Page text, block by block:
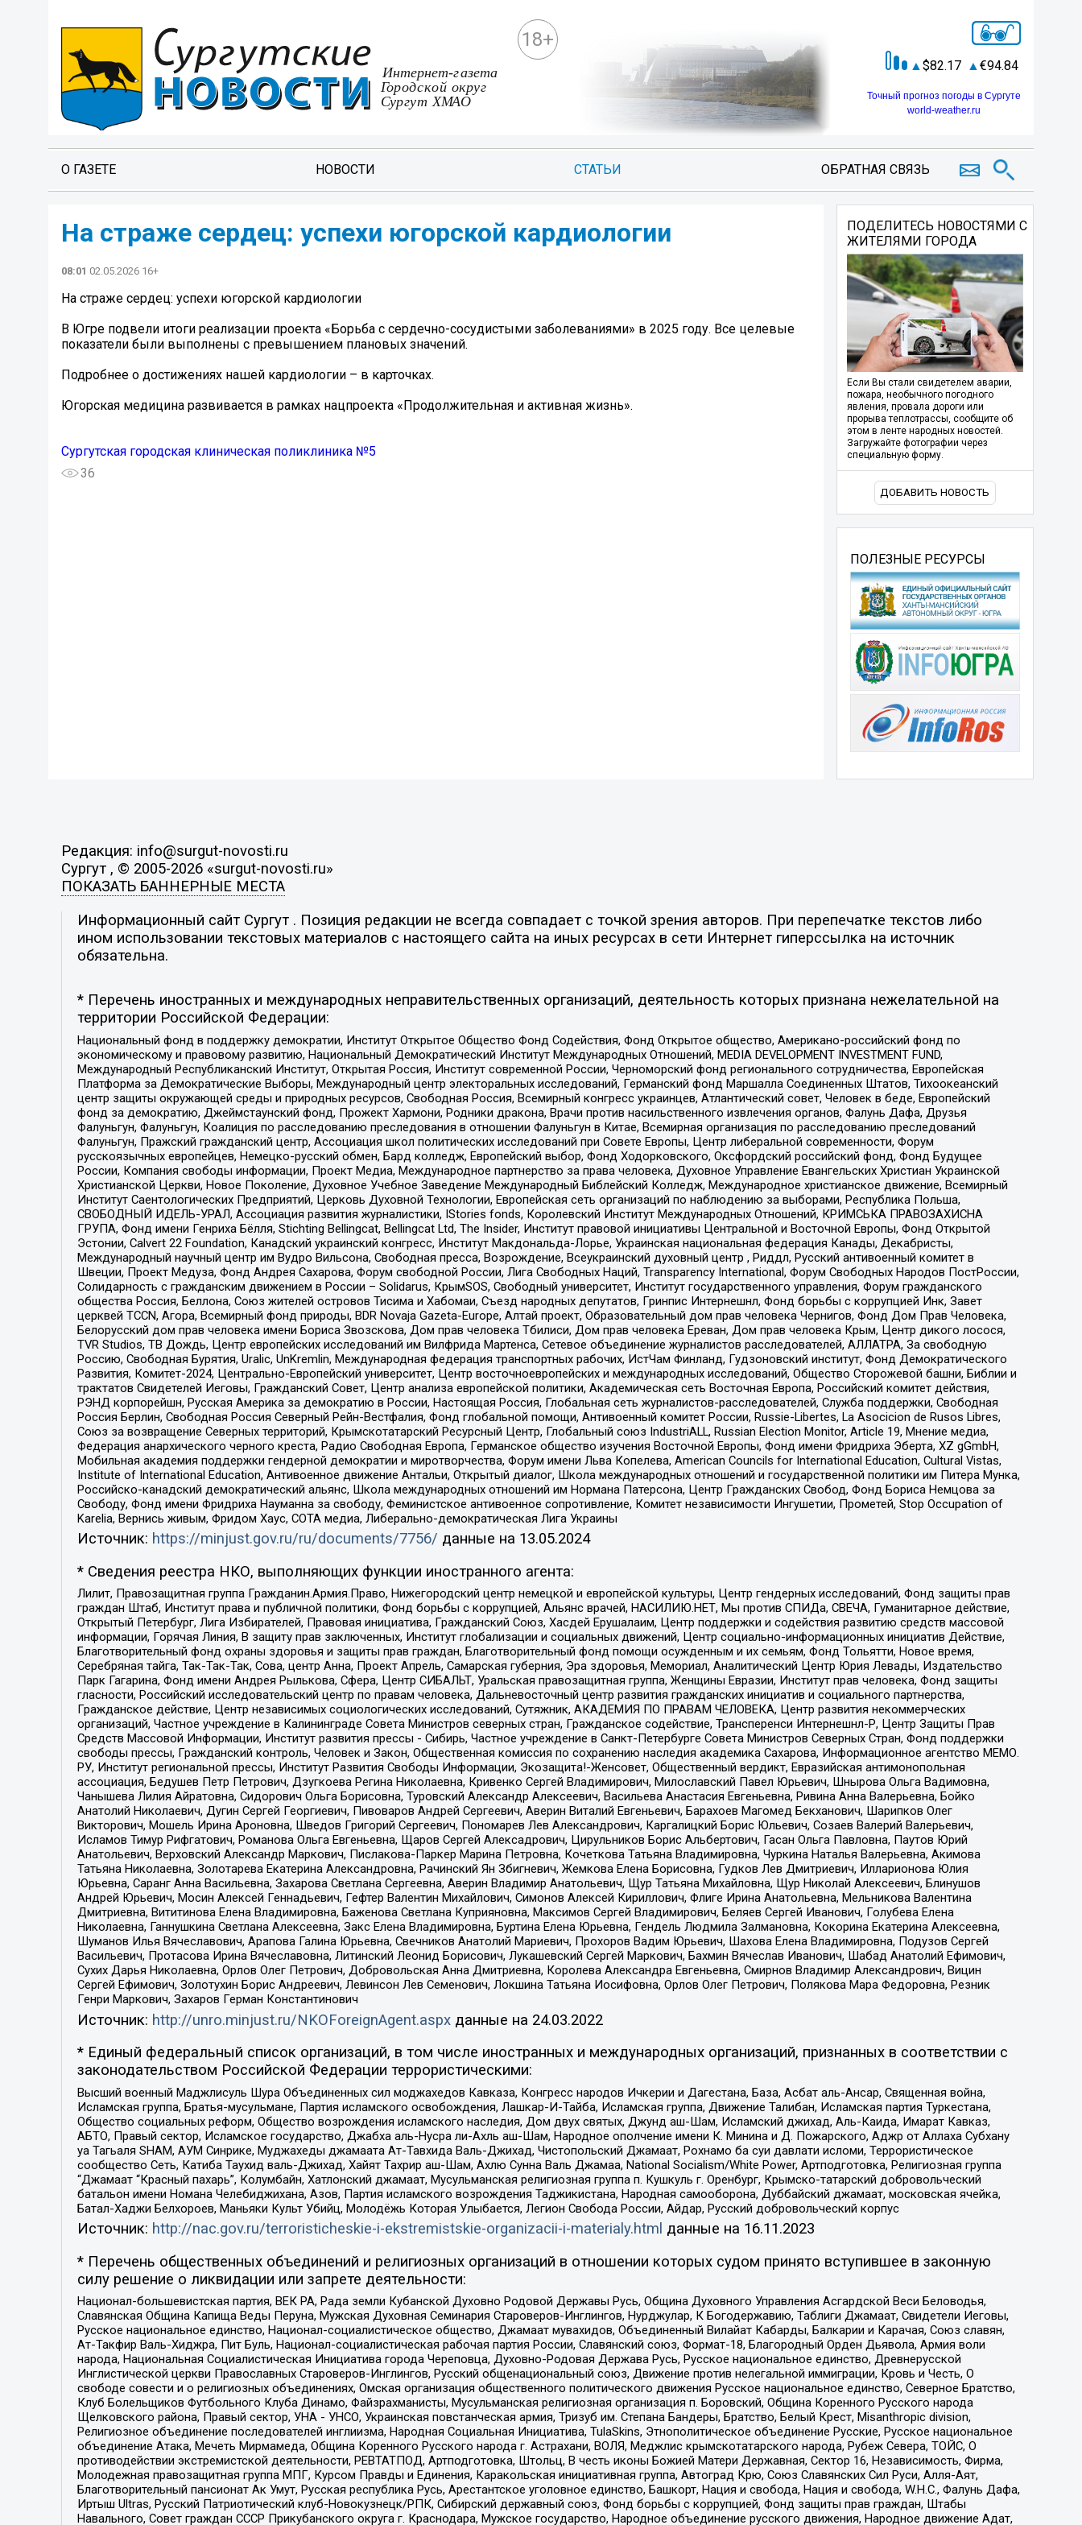
18+
82.17 94.84
Точный прогноз погоды в Сургуте
world-weather.ru
О ГАЗЕТЕ НОВОСТИ СТАТЬИ ОБРАТНАЯ СВЯЗЬ
На страже сердец: успехи югорской кардиологии
08:01 02.05.2026 16+
На страже сердец: успехи югорской кардиологии
В Югре подвели итоги реализации проекта «Борьба с сердечно-сосудистыми заболеваниями» в 2025 году. Все целевые
показатели были выполнены с превышением плановых значений.
Подробнее о достижениях нашей кардиологии – в карточках.
Югорская медицина развивается в рамках нацпроекта «Продолжительная и активная жизнь».
Сургутская городская клиническая поликлиника №5
36
ПОДЕЛИТЕСЬ НОВОСТЯМИ С
ЖИТЕЛЯМИ ГОРОДА
Если Вы стали свидетелем аварии,
пожара, необычного погодного
явления, провала дороги или
прорыва теплотрассы, сообщите об
этом в ленте народных новостей.
Загружайте фотографии через
специальную форму.
ДОБАВИТЬ НОВОСТЬ
ПОЛЕЗНЫЕ РЕСУРСЫ
Редакция: info@surgut-novosti.ru
Сургут , © 2005-2026 «surgut-novosti.ru»
ПОКАЗАТЬ БАННЕРНЫЕ МЕСТА
Информационный сайт Сургут . Позиция редакции не всегда совпадает с точкой зрения авторов. При перепечатке текстов либо
ином использовании текстовых материалов с настоящего сайта на иных ресурсах в сети Интернет гиперссылка на источник
обязательна.
* Перечень иностранных и международных неправительственных организаций, деятельность которых признана нежелательной на
территории Российской Федерации:
Национальный фонд в поддержку демократии, Институт Открытое Общество Фонд Содействия, Фонд Открытое общество, Американо-российский фонд по
экономическому и правовому развитию, Национальный Демократический Институт Международных Отношений, MEDIA DEVELOPMENT INVESTMENT FUND,
Международный Республиканский Институт, Открытая Россия, Институт современной России, Черноморский фонд регионального сотрудничества, Европейская
Платформа за Демократические Выборы, Международный центр электоральных исследований, Германский фонд Маршалла Соединенных Штатов, Тихоокеанский
центр защиты окружающей среды и природных ресурсов, Свободная Россия, Всемирный конгресс украинцев, Атлантический совет, Человек в беде, Европейский
фонд за демократию, Джеймстаунский фонд, Прожект Хармони, Родники дракона, Врачи против насильственного извлечения органов, Фалунь Дафа, Друзья
Фалуньгун, Фалуньгун, Коалиция по расследованию преследования в отношении Фалуньгун в Китае, Всемирная организация по расследованию преследований
Фалуньгун, Пражский гражданский центр, Ассоциация школ политических исследований при Совете Европы, Центр либеральной современности, Форум
русскоязычных европейцев, Немецко-русский обмен, Бард колледж, Европейский выбор, Фонд Ходорковского, Оксфордский российский фонд, Фонд Будущее
России, Компания свободы информации, Проект Медиа, Международное партнерство за права человека, Духовное Управление Евангельских Христиан Украинской
Христианской Церкви, Новое Поколение, Духовное Учебное Заведение Международный Библейский Колледж, Международное христианское движение, Всемирный
Институт Саентологических Предприятий, Церковь Духовной Технологии, Европейская сеть организаций по наблюдению за выборами, Республика Польша,
СВОБОДНЫЙ ИДЕЛЬ-УРАЛ, Ассоциация развития журналистики, IStories fonds, Королевский Институт Международных Отношений, КРИМСЬКА ПРАВОЗАХИСНА
ГРУПА, Фонд имени Генриха Бёлля, Stichting Bellingcat, Bellingcat Ltd, The Insider, Институт правовой инициативы Центральной и Восточной Европы, Фонд Открытой
Эстонии, Calvert 22 Foundation, Канадский украинский конгресс, Институт Макдональда-Лорье, Украинская национальная федерация Канады, Декабристы,
Международный научный центр им Вудро Вильсона, Свободная пресса, Возрождение, Всеукраинский духовный центр , Риддл, Русский антивоенный комитет в
Швеции, Проект Медуза, Фонд Андрея Сахарова, Форум свободной России, Лига Свободных Наций, Transparеncy International, Форум Свободных Народов ПостРоссии,
Солидарность с гражданским движением в России – Solidarus, КрымSOS, Свободный университет, Институт государственного управления, Форум гражданского
общества Россия, Беллона, Союз жителей островов Тисима и Хабомаи, Съезд народных депутатов, Гринпис Интернешнл, Фонд борьбы с коррупцией Инк, Завет
церквей TCCN, Агора, Всемирный фонд природы, BDR Novaja Gazeta-Europe, Алтай проект, Образовательный дом прав человека Чернигов, Фонд Дом Прав Человека,
Белорусский дом прав человека имени Бориса Звозскова, Дом прав человека Тбилиси, Дом прав человека Ереван, Дом прав человека Крым, Центр дикого лосося,
TVR Studios, ТВ Дождь, Центр европейских исследований им Вилфрида Мартенса, Сетевое объединение журналистов расследователей, АЛЛАТРА, За свободную
Россию, Свободная Бурятия, Uralic, UnKremlin, Международная федерация транспортных рабочих, ИстЧам Финланд, Гудзоновский институт, Фонд Демократического
Развития, Комитет-2024, Центрально-Европейский университет, Центр восточноевропейских и международных исследований, Общество Сторожевой башни, Библии и
трактатов Свидетелей Иеговы, Гражданский Совет, Центр анализа европейской политики, Академическая сеть Восточная Европа, Российский комитет действия,
РЭНД корпорейшн, Русская Америка за демократию в России, Настоящая Россия, Глобальная сеть журналистов-расследователей, Служба поддержки, Свободная
Россия Берлин, Свободная Россия Северный Рейн-Вестфалия, Фонд глобальной помощи, Антивоенный комитет России, Russie-Libertes, La Asocicion de Rusos Libres,
Союз за возвращение Северных территорий, Крымскотатарский Ресурсный Центр, Глобальный союз IndustriALL, Russian Election Monitor, Article 19, Мнение медиа,
Федерация анархического черного креста, Радио Свободная Европа, Германское общество изучения Восточной Европы, Фонд имени Фридриха Эберта, XZ gGmbH,
Мобильная академия поддержки гендерной демократии и миротворчества, Форум имени Льва Копелева, American Councils for International Education, Cultural Vistas,
Institute of International Education, Антивоенное движение Антальи, Открытый диалог, Школа международных отношений и государственной политики им Питера Мунка,
Российско-канадский демократический альянс, Школа международных отношений им Нормана Патерсона, Центр Гражданских Свобод, Фонд Бориса Немцова за
Свободу, Фонд имени Фридриха Науманна за свободу, Феминистское антивоенное сопротивление, Комитет независимости Ингушетии, Прометей, Stop Occupation of
Karelia, Вернись живым, Фридом Хаус, СОТА медиа, Либерально-демократическая Лига Украины
Источник: https://minjust.gov.ru/ru/documents/7756/ данные на 13.05.2024
* Сведения реестра НКО, выполняющих функции иностранного агента:
Лилит, Правозащитная группа Гражданин.Армия.Право, Нижегородский центр немецкой и европейской культуры, Центр гендерных исследований, Фонд защиты прав
граждан Штаб, Институт права и публичной политики, Фонд борьбы с коррупцией, Альянс врачей, НАСИЛИЮ.НЕТ, Мы против СПИДа, СВЕЧА, Гуманитарное действие,
Открытый Петербург, Лига Избирателей, Правовая инициатива, Гражданский Союз, Хасдей Ерушалаим, Центр поддержки и содействия развитию средств массовой
информации, Горячая Линия, В защиту прав заключенных, Институт глобализации и социальных движений, Центр социально-информационных инициатив Действие,
Благотворительный фонд охраны здоровья и защиты прав граждан, Благотворительный фонд помощи осужденным и их семьям, Фонд Тольятти, Новое время,
Серебряная тайга, Так-Так-Так, Сова, центр Анна, Проект Апрель, Самарская губерния, Эра здоровья, Мемориал, Аналитический Центр Юрия Левады, Издательство
Парк Гагарина, Фонд имени Андрея Рылькова, Сфера, Центр СИБАЛЬТ, Уральская правозащитная группа, Женщины Евразии, Институт прав человека, Фонд защиты
гласности, Российский исследовательский центр по правам человека, Дальневосточный центр развития гражданских инициатив и социального партнерства,
Гражданское действие, Центр независимых социологических исследований, Сутяжник, АКАДЕМИЯ ПО ПРАВАМ ЧЕЛОВЕКА, Центр развития некоммерческих
организаций, Частное учреждение в Калининграде Совета Министров северных стран, Гражданское содействие, Трансперенси Интернешнл-Р, Центр Защиты Прав
Средств Массовой Информации, Институт развития прессы - Сибирь, Частное учреждение в Санкт-Петербурге Совета Министров Северных Стран, Фонд поддержки
свободы прессы, Гражданский контроль, Человек и Закон, Общественная комиссия по сохранению наследия академика Сахарова, Информационное агентство МЕМО.
РУ, Институт региональной прессы, Институт Развития Свободы Информации, Экозащита!-Женсовет, Общественный вердикт, Евразийская антимонопольная
ассоциация, Бедушев Петр Петрович, Дзугкоева Регина Николаевна, Кривенко Сергей Владимирович, Милославский Павел Юрьевич, Шнырова Ольга Вадимовна,
Чанышева Лилия Айратовна, Сидорович Ольга Борисовна, Туровский Александр Алексеевич, Васильева Анастасия Евгеньевна, Ривина Анна Валерьевна, Бойко
Анатолий Николаевич, Дугин Сергей Георгиевич, Пивоваров Андрей Сергеевич, Аверин Виталий Евгеньевич, Барахоев Магомед Бекханович, Шарипков Олег
Викторович, Мошель Ирина Ароновна, Шведов Григорий Сергеевич, Пономарев Лев Александрович, Каргалицкий Борис Юльевич, Созаев Валерий Валерьевич,
Исламов Тимур Рифгатович, Романова Ольга Евгеньевна, Щаров Сергей Алексадрович, Цирульников Борис Альбертович, Гасан Ольга Павловна, Паутов Юрий
Анатольевич, Верховский Александр Маркович, Пислакова-Паркер Марина Петровна, Кочеткова Татьяна Владимировна, Чуркина Наталья Валерьевна, Акимова
Татьяна Николаевна, Золотарева Екатерина Александровна, Рачинский Ян Збигневич, Жемкова Елена Борисовна, Гудков Лев Дмитриевич, Илларионова Юлия
Юрьевна, Саранг Анна Васильевна, Захарова Светлана Сергеевна, Аверин Владимир Анатольевич, Щур Татьяна Михайловна, Щур Николай Алексеевич, Блинушов
Андрей Юрьевич, Мосин Алексей Геннадьевич, Гефтер Валентин Михайлович, Симонов Алексей Кириллович, Флиге Ирина Анатольевна, Мельникова Валентина
Дмитриевна, Вититинова Елена Владимировна, Баженова Светлана Куприяновна, Максимов Сергей Владимирович, Беляев Сергей Иванович, Голубева Елена
Николаевна, Ганнушкина Светлана Алексеевна, Закс Елена Владимировна, Буртина Елена Юрьевна, Гендель Людмила Залмановна, Кокорина Екатерина Алексеевна,
Шуманов Илья Вячеславович, Арапова Галина Юрьевна, Свечников Анатолий Мариевич, Прохоров Вадим Юрьевич, Шахова Елена Владимировна, Подузов Сергей
Васильевич, Протасова Ирина Вячеславовна, Литинский Леонид Борисович, Лукашевский Сергей Маркович, Бахмин Вячеслав Иванович, Шабад Анатолий Ефимович,
Сухих Дарья Николаевна, Орлов Олег Петрович, Добровольская Анна Дмитриевна, Королева Александра Евгеньевна, Смирнов Владимир Александрович, Вицин
Сергей Ефимович, Золотухин Борис Андреевич, Левинсон Лев Семенович, Локшина Татьяна Иосифовна, Орлов Олег Петрович, Полякова Мара Федоровна, Резник
Генри Маркович, Захаров Герман Константинович
Источник: http://unro.minjust.ru/NKOForeignAgent.aspxданные на 24.03.2022
* Единый федеральный список организаций, в том числе иностранных и международных организаций, признанных в соответствии с
законодательством Российской Федерации террористическими:
Высший военный Маджлисуль Шура Объединенных сил моджахедов Кавказа, Конгресс народов Ичкерии и Дагестана, База, Асбат аль-Ансар, Священная война,
Исламская группа, Братья-мусульмане, Партия исламского освобождения, Лашкар-И-Тайба, Исламская группа, Движение Талибан, Исламская партия Туркестана,
Общество социальных реформ, Общество возрождения исламского наследия, Дом двух святых, Джунд аш-Шам, Исламский джихад, Аль-Каида, Имарат Кавказ,
АБТО, Правый сектор, Исламское государство, Джабха аль-Нусра ли-Ахль аш-Шам, Народное ополчение имени К. Минина и Д. Пожарского, Аджр от Аллаха Субхану
уа Тагьаля SHAM, АУМ Синрике, Муджахеды джамаата Ат-Тавхида Валь-Джихад, Чистопольский Джамаат, Рохнамо ба суи давлати исломи, Террористическое
сообщество Сеть, Катиба Таухид валь-Джихад, Хайят Тахрир аш-Шам, Ахлю Сунна Валь Джамаа, National Socialism/White Power, Артподготовка, Религиозная группа
“Джамаат “Красный пахарь”, Колумбайн, Хатлонский джамаат, Мусульманская религиозная группа п. Кушкуль г. Оренбург, Крымско-татарский добровольческий
батальон имени Номана Челебиджихана, Азов, Партия исламского возрождения Таджикистана, Народная самооборона, Дуббайский джамаат, московская ячейка,
Батал-Хаджи Белхороев, Маньяки Культ Убийц, Молодёжь Которая Улыбается, Легион Свобода России, Айдар, Русский добровольческий корпус
Источник: http://nac.gov.ru/terroristicheskie-i-ekstremistskie-organizacii-i-materialy.html данные на 16.11.2023
* Перечень общественных объединений и религиозных организаций в отношении которых судом принято вступившее в законную
силу решение о ликвидации или запрете деятельности:
Национал-большевистская партия, ВЕК РА, Рада земли Кубанской Духовно Родовой Державы Русь, Община Духовного Управления Асгардской Веси Беловодья,
Славянская Община Капища Веды Перуна, Мужская Духовная Семинария Староверов-Инглингов, Нурджулар, К Богодержавию, Таблиги Джамаат, Свидетели Иеговы,
Русское национальное единство, Национал-социалистическое общество, Джамаат мувахидов, Объединенный Вилайат Кабарды, Балкарии и Карачая, Союз славян,
Ат-Такфир Валь-Хиджра, Пит Буль, Национал-социалистическая рабочая партия России, Славянский союз, Формат-18, Благородный Орден Дьявола, Армия воли
народа, Национальная Социалистическая Инициатива города Череповца, Духовно-Родовая Держава Русь, Русское национальное единство, Древнерусской
Инглистической церкви Православных Староверов-Инглингов, Русский общенациональный союз, Движение против нелегальной иммиграции, Кровь и Честь, О
свободе совести и о религиозных объединениях, Омская организация общественного политического движения Русское национальное единство, Северное Братство,
Клуб Болельщиков Футбольного Клуба Динамо, Файзрахманисты, Мусульманская религиозная организация п. Боровский, Община Коренного Русского народа
Щелковского района, Правый сектор, УНА - УНСО, Украинская повстанческая армия, Тризуб им. Степана Бандеры, Братство, Белый Крест, Misanthropic division,
Религиозное объединение последователей инглиизма, Народная Социальная Инициатива, TulaSkins, Этнополитическое объединение Русские, Русское национальное
объединение Атака, Мечеть Мирмамеда, Община Коренного Русского народа г. Астрахани, ВОЛЯ, Меджлис крымскотатарского народа, Рубеж Севера, ТОЙС, О
противодействии экстремистской деятельности, РЕВТАТПОД, Артподготовка, Штольц, В честь иконы Божией Матери Державная, Сектор 16, Независимость, Фирма,
Молодежная правозащитная группа МПГ, Курсом Правды и Единения, Каракольская инициативная группа, Автоград Крю, Союз Славянских Сил Руси, Алля-Аят,
Благотворительный пансионат Ак Умут, Русская республика Русь, Арестантское уголовное единство, Башкорт, Нация и свобода, Нация и свобода, W.H.С., Фалунь Дафа,
Иртыш Ultras, Русский Патриотический клуб-Новокузнецк/РПК, Сибирский державный союз, Фонд борьбы с коррупцией, Фонд защиты прав граждан, Штабы
Навального, Совет граждан СССР Прикубанского округа г. Краснодара, Мужское государство, Народное объединение русского движения, Народное движение Адат,